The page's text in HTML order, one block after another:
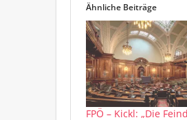
Ähnliche Beiträge
FPÖ – Kickl: „Die